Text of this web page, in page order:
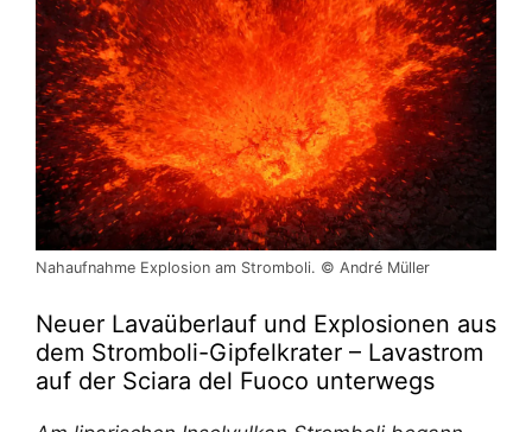
Nahaufnahme Explosion am Stromboli. © André Müller
Neuer Lavaüberlauf und Explosionen aus
dem Stromboli-Gipfelkrater – Lavastrom
auf der Sciara del Fuoco unterwegs